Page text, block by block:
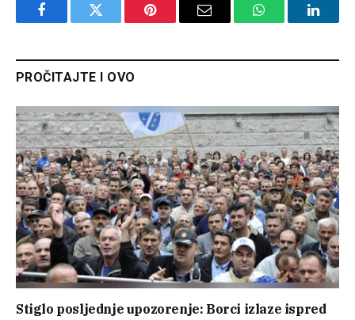
FacebookTwitter Pinterest Email WhatsApp
PROČITAJTE I OVO
Stiglo posljednje upozorenje: Borci izlaze ispred